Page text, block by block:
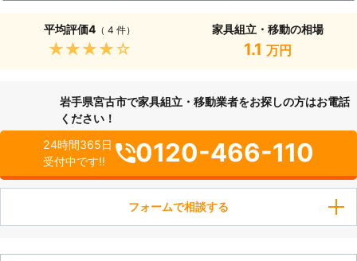
平均評価4（ 4 件）
★★★★★
家具組立・移動の相場
1.1 万円
岩手県宮古市で家具組立・移動業者をお探しの方はお電話
ください！
24時間365日
受付中です!!
0120-466-110
フォームで相談する